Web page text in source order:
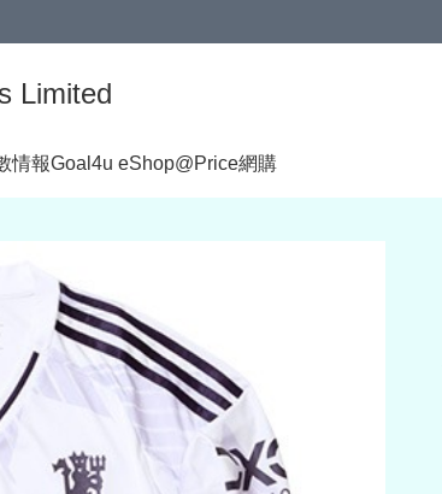
Limited
情報Goal4u eShop@Price網購